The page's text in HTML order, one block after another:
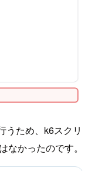
うため、k6スクリ
かったのです。